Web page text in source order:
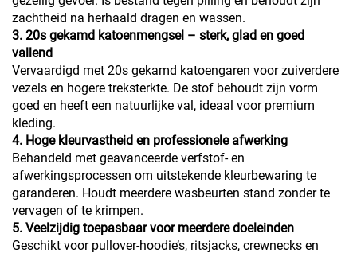
zachtheid na herhaald dragen en wassen.
3. 20s gekamd katoenmengsel – sterk, glad en goed
vallend
Vervaardigd met 20s gekamd katoengaren voor zuiverdere
vezels en hogere treksterkte. De stof behoudt zijn vorm
goed en heeft een natuurlijke val, ideaal voor premium
kleding.
4. Hoge kleurvastheid en professionele afwerking
Behandeld met geavanceerde verfstof- en
afwerkingsprocessen om uitstekende kleurbewaring te
garanderen. Houdt meerdere wasbeurten stand zonder te
vervagen of te krimpen.
5. Veelzijdig toepasbaar voor meerdere doeleinden
Geschikt voor pullover-hoodie’s, ritsjacks, crewnecks en